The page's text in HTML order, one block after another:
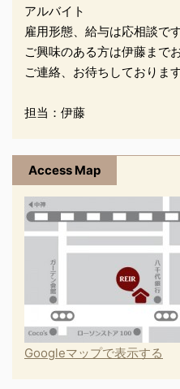
アルバイト
雇用形態、給与は応相談です
ご興味のある方は伊藤まで
ご連絡、お待ちしております
担当：伊藤
Access Map
Googleマップで表示する